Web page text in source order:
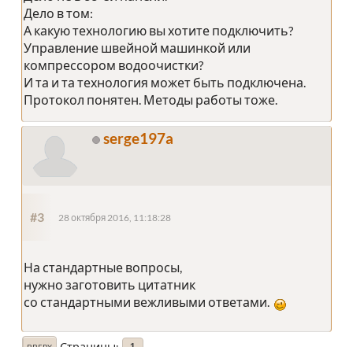
Дело в том:
А какую технологию вы хотите подключить?
Управление швейной машинкой или
компрессором водоочистки?
И та и та технология может быть подключена.
Протокол понятен. Методы работы тоже.
serge197a
#3 28 октября 2016, 11:18:28
На стандартные вопросы,
нужно заготовить цитатник
со стандартными вежливыми ответами.